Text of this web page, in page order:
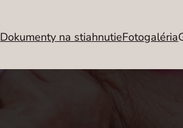
Dokumenty na stiahnutieFotogaléria